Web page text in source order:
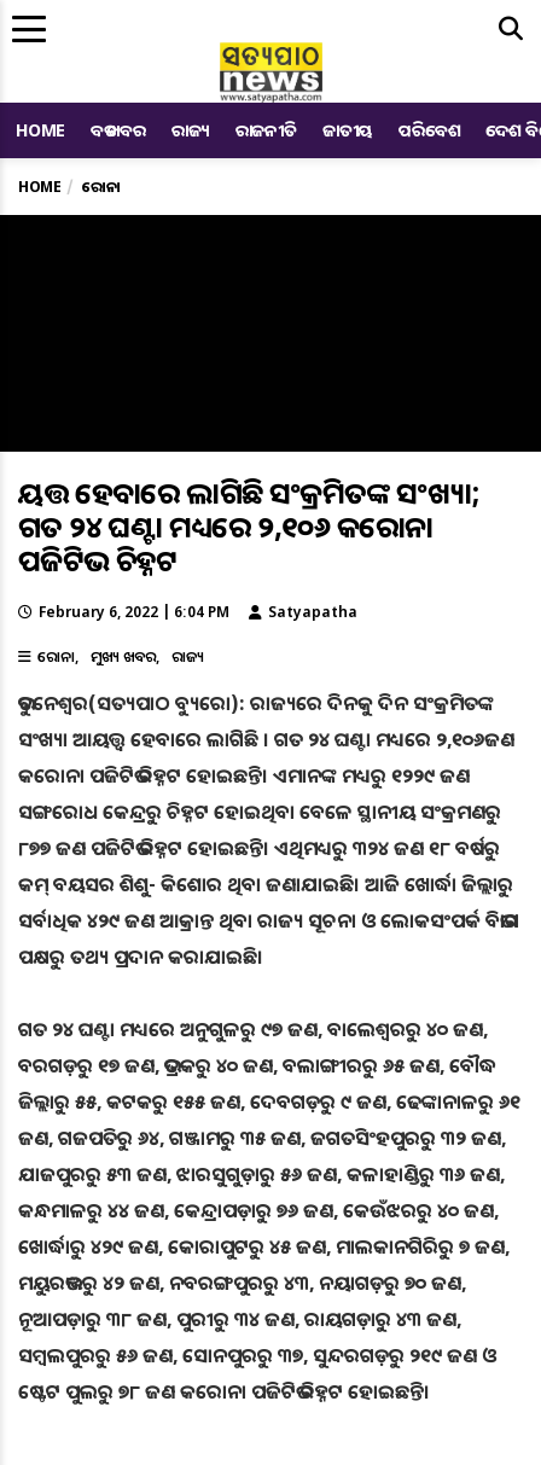
HOME ବଡ ଖବର ରାଜ୍ୟ ରାଜନୀତି ଜାତୀୟ ପରିବେଶ ଦେଶ
HOME କରୋନା
ଆୟତ୍ତ ହେବାରେ ଲାଗିଛି ସଂକ୍ରମିତଙ୍କ ସଂଖ୍ୟା;
ଗତ ୨୪ ଘଣ୍ଟା ମଧ୍ୟରେ ୨,୧୦୬ କରୋନା
ପଜିଟିଭ ଚିହ୍ନଟ
February 6, 2022 | 6:04 PM Satyapatha
କରୋନା ମୁଖ୍ୟ ଖବର ରାଜ୍ୟ
ଭୁବନେଶ୍ୱର(ସତ୍ୟପାଠ ବ୍ୟୁରୋ): ରାଜ୍ୟରେ ଦିନକୁ ଦିନ ସଂକ୍ରମିତଙ୍କ
ସଂଖ୍ୟା ଆୟତ୍ତ୍ୱ ହେବାରେ ଲାଗିଛି । ଗତ ୨୪ ଘଣ୍ଟା ମଧ୍ୟରେ ୨,୧୦୬ଜଣ
କରୋନା ପଜିଟିଭ ଚିହ୍ନଟ ହୋଇଛନ୍ତି। ଏମାନଙ୍କ ମଧ୍ୟରୁ ୧୨୨୯ ଜଣ
ସଙ୍ଗରୋଧ କେନ୍ଦ୍ରରୁ ଚିହ୍ନଟ ହୋଇଥିବା ବେଳେ ସ୍ଥାନୀୟ ସଂକ୍ରମଣରୁ
୮୭୭ ଜଣ ପଜିଟିଭ ଚିହ୍ନଟ ହୋଇଛନ୍ତି। ଏଥିମଧ୍ୟରୁ ୩୨୪ ଜଣ ୧୮ ବର୍ଷରୁ
କମ୍ ବୟସର ଶିଶୁ- କିଶୋର ଥିବା ଜଣାଯାଇଛି। ଆଜି ଖୋର୍ଦ୍ଧା ଜିଲ୍ଲାରୁ
ସର୍ବାଧିକ ୪୨୯ ଜଣ ଆକ୍ରାନ୍ତ ଥିବା ରାଜ୍ୟ ସୂଚନା ଓ ଲୋକସଂପର୍କ ବିଭାଗ
ପକ୍ଷରୁ ତଥ୍ୟ ପ୍ରଦାନ କରାଯାଇଛି।
ଗତ ୨୪ ଘଣ୍ଟା ମଧ୍ୟରେ ଅନୁଗୁଳରୁ ୯୭ ଜଣ, ବାଲେଶ୍ୱରରୁ ୪୦ ଜଣ,
ବରଗଡ଼ରୁ ୧୭ ଜଣ, ଭଦ୍ରକରୁ ୪୦ ଜଣ, ବଲାଙ୍ଗୀରରୁ ୬୫ ଜଣ, ବୌଦ୍ଧ
ଜିଲ୍ଲାରୁ ୫୫, କଟକରୁ ୧୫୫ ଜଣ, ଦେବଗଡ଼ରୁ ୯ ଜଣ, ଢେଙ୍କାନାଳରୁ ୬୧
ଜଣ, ଗଜପତିରୁ ୬୪, ଗଞ୍ଜାମରୁ ୩୫ ଜଣ, ଜଗତସିଂହପୁରରୁ ୩୨ ଜଣ,
ଯାଜପୁରରୁ ୫୩ ଜଣ, ଝାରସୁଗୁଡ଼ାରୁ ୫୬ ଜଣ, କଳାହାଣ୍ଡିରୁ ୩୬ ଜଣ,
କନ୍ଧମାଳରୁ ୪୪ ଜଣ, କେନ୍ଦ୍ରାପଡ଼ାରୁ ୭୬ ଜଣ, କେଉଁଝରରୁ ୪୦ ଜଣ,
ଖୋର୍ଦ୍ଧାରୁ ୪୨୯ ଜଣ, କୋରାପୁଟରୁ ୪୫ ଜଣ, ମାଲକାନଗିରିରୁ ୭ ଜଣ,
ମୟୁରଭଞ୍ଜରୁ ୪୨ ଜଣ, ନବରଙ୍ଗପୁରରୁ ୪୩, ନୟାଗଡ଼ରୁ ୭୦ ଜଣ,
ନୂଆପଡ଼ାରୁ ୩୮ ଜଣ, ପୁରୀରୁ ୩୪ ଜଣ, ରାୟଗଡ଼ାରୁ ୪୩ ଜଣ,
ସମ୍ୱଲପୁରରୁ ୫୬ ଜଣ, ସୋନପୁରରୁ ୩୭, ସୁନ୍ଦରଗଡ଼ରୁ ୨୧୯ ଜଣ ଓ
ଷ୍ଟେଟ ପୁଲରୁ ୭୮ ଜଣ କରୋନା ପଜିଟିଭ ଚିହ୍ନଟ ହୋଇଛନ୍ତି।